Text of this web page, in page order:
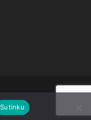
Sutinku